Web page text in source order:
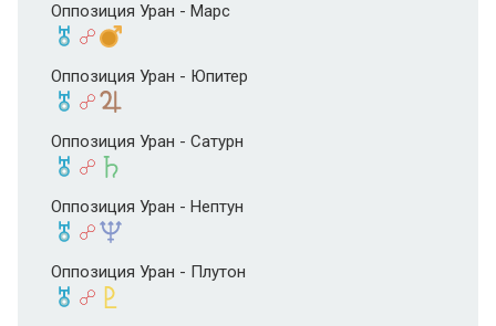
Оппозиция Уран - Марс
Оппозиция Уран - Юпитер
Оппозиция Уран - Сатурн
Оппозиция Уран - Нептун
Оппозиция Уран - Плутон